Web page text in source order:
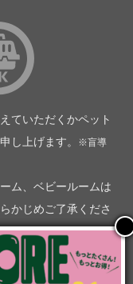
ていただくかペット
し上げます。
※盲導
ム、ベビールームは
かじめご了承くださ